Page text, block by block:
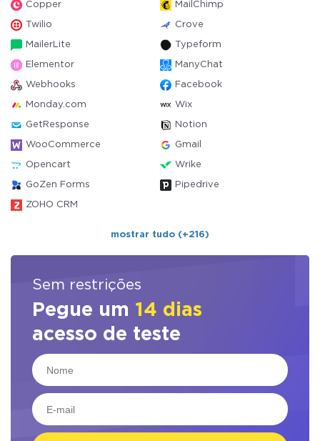
Copper MailChimp
Twilio Crove
MailerLite Typeform
Elementor ManyChat
Webhooks Facebook
Monday.com Wix
GetResponse Notion
WooCommerce Gmail
Opencart Wrike
GoZen Forms Pipedrive
ZOHO CRM
mostrar tudo (+216)
Sem restrições
Pegue um 14 dias
acesso de teste